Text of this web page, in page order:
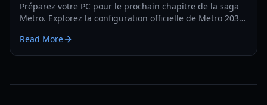
Préparez votre PC pour le prochain chapitre de la saga
Metro. Explorez la configuration officielle de Metro 2039,
moteur propriétaire.
Read More